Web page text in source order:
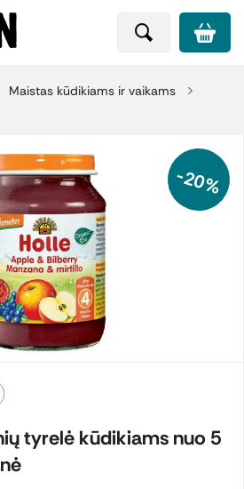
Maistas kūdikiams ir vaikams
-20%
tyrelė kūdikiams nuo 5